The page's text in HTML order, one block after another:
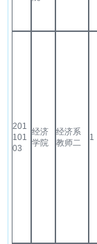
201
101
03
经济
学院
经济系
教师二
1